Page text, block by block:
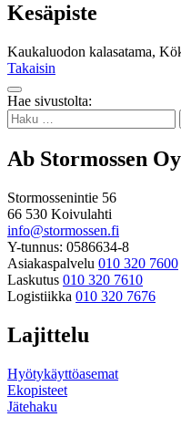
Kesäpiste
Kaukaluodon kalasatama,
Takaisin
Takaisin
ylös
Hae sivustolta:
Haku:
Ab Stormossen Oy
Stormossenintie 56
66 530 Koivulahti
info@stormossen.fi
Y-tunnus: 0586634-8
Asiakaspalvelu 010 320 7600
Laskutus 010 320 7610
Logistiikka 010 320 7676
Lajittelu
Hyötykäyttöasemat
Ekopisteet
Jätehaku